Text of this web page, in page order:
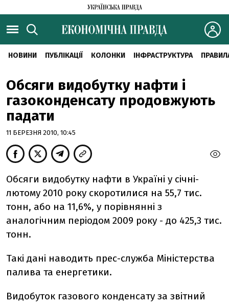
НОВИНИ ПУБЛІКАЦІЇ КОЛОНКИ ІНФРАСТРУКТУРА
Обсяги видобутку нафти і
газоконденсату продовжують
падати
11 БЕРЕЗНЯ 2010, 10:45
Обсяги видобутку нафти в Україні у січні-
лютому 2010 року скоротилися на 55,7 тис.
тонн, або на 11,6%, у порівнянні з
аналогічним періодом 2009 року - до 425,3 тис.
тонн.
Такі дані наводить прес-служба Міністерства
палива та енергетики.
Видобуток газового конденсату за звітний